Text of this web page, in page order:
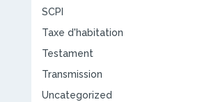
SCPI
Taxe d'habitation
Testament
Transmission
Uncategorized